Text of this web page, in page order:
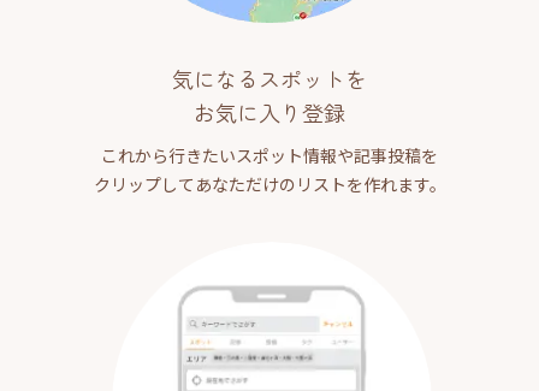
気になるスポットを
お気に入り登録
これから行きたいスポット情報や記事投稿を
クリップしてあなただけのリストを作れます。